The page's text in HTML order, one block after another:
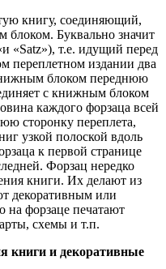
книгу, соединяющий,
Буквально значит
«Satz»), т.е. идущий перед
переплетном издании два
блоком переднюю
с книжным блоком
каждого форзаца всей
сторонку переплета,
узкой полоской вдоль
к первой странице
Форзац нередко
книги. Их делают из
декоративным или
форзаце печатают
схемы и т.п.
книги и декоративные